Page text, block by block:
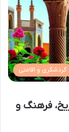
گردشگری و اقامتی
فرهنگ و